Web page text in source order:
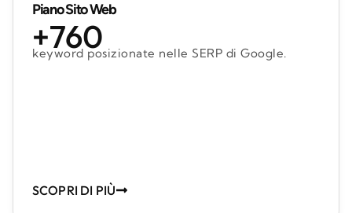
Piano Sito Web
+760
keyword posizionate nelle SERP di Google.
SCOPRI DI PIÙ